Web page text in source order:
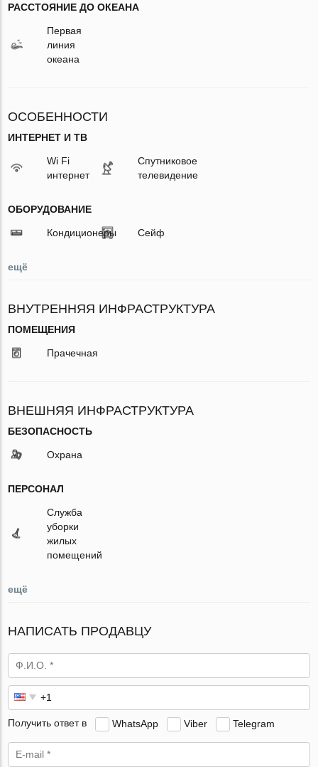
РАССТОЯНИЕ ДО ОКЕАНА
Первая
линия
океана
ОСОБЕННОСТИ
ИНТЕРНЕТ И ТВ
Wi Fi
интернет
Спутниковое
телевидение
ОБОРУДОВАНИЕ
Кондиционеры Сейф
ещё
ВНУТРЕННЯЯ ИНФРАСТРУКТУРА
ПОМЕЩЕНИЯ
Прачечная
ВНЕШНЯЯ ИНФРАСТРУКТУРА
БЕЗОПАСНОСТЬ
Охрана
ПЕРСОНАЛ
Служба
уборки
жилых
помещений
ещё
НАПИСАТЬ ПРОДАВЦУ
Получить ответ в WhatsApp Viber Telegram